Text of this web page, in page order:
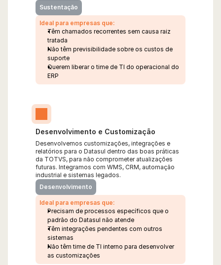
Sustentação
Ideal para empresas que:
Têm chamados recorrentes sem causa raiz
tratada
Não têm previsibilidade sobre os custos de
suporte
Querem liberar o time de TI do operacional do
ERP
Desenvolvimento e Customização
Desenvolvemos customizações, integrações e
relatórios para o Datasul dentro das boas práticas
da TOTVS, para não comprometer atualizações
futuras. Integramos com WMS, CRM, automação
industrial e sistemas legados.
Desenvolvimento
Ideal para empresas que:
Precisam de processos específicos que o
padrão do Datasul não atende
Têm integrações pendentes com outros
sistemas
Não têm time de TI interno para desenvolver
as customizações